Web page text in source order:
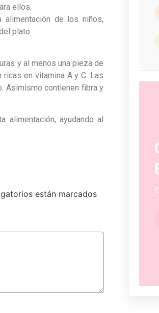
ellos.
de los niños,
plato.
y al menos una pieza de
en vitamina A y C. Las
Asimismo contienen fibra y
alimentación, ayudando al
están marcados